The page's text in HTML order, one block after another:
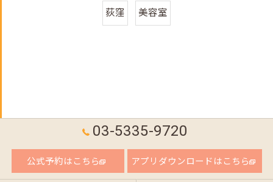
荻窪 美容室
03-5335-9720
公式予約はこちら アプリダウンロードはこちら